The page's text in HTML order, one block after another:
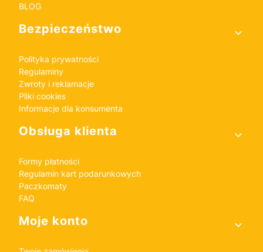
BLOG
Bezpieczeństwo
Polityka prywatności
Regulaminy
Zwroty i reklamacje
Pliki cookies
Informacje dla konsumenta
Obsługa klienta
Formy płatności
Regulamin kart podarunkowych
Paczkomaty
FAQ
Moje konto